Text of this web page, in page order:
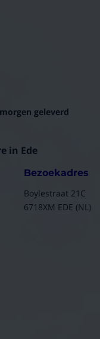
morgen geleverd
in Ede
Bezoekadres
Boylestraat 21C
6718XM EDE (NL)